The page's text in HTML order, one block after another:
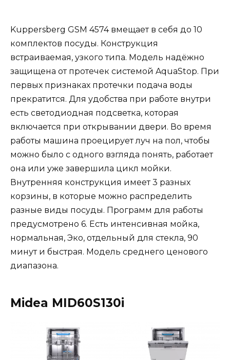
Kuppersberg GSM 4574 вмещает в себя до 10
комплектов посуды. Конструкция
встраиваемая, узкого типа. Модель надёжно
защищена от протечек системой AquaStop. При
первых признаках протечки подача воды
прекратится. Для удобства при работе внутри
есть светодиодная подсветка, которая
включается при открывании двери. Во время
работы машина проецирует луч на пол, чтобы
можно было с одного взгляда понять, работает
она или уже завершила цикл мойки.
Внутренняя конструкция имеет 3 разных
корзины, в которые можно распределить
разные виды посуды. Программ для работы
предусмотрено 6. Есть интенсивная мойка,
нормальная, Эко, отдельный для стекла, 90
минут и быстрая. Модель среднего ценового
диапазона.
Midea MID60S130i